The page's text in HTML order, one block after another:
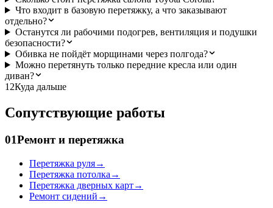
Что входит в базовую перетяжку, а что заказывают
отдельно?
Останутся ли рабочими подогрев, вентиляция и подушки
безопасности?
Обивка не пойдёт морщинами через полгода?
Можно перетянуть только передние кресла или один
диван?
12Куда дальше
Сопутствующие работы
01Ремонт и перетяжка
Перетяжка руля→
Перетяжка потолка →
Перетяжка дверных карт→
Ремонт сидений →